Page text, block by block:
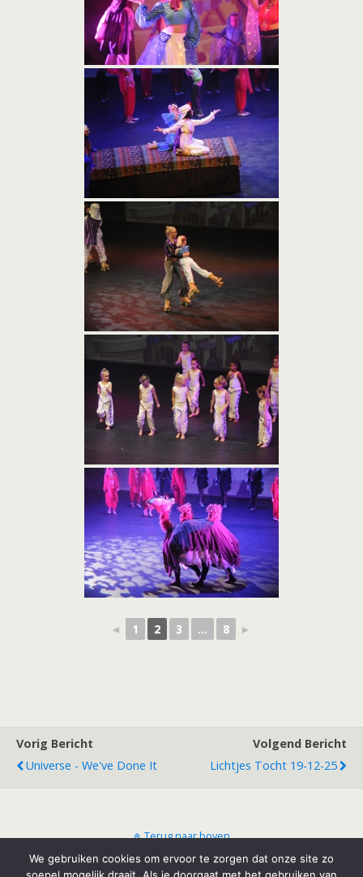
◄ 1 2 3 ... 8 ►
Vorig Bericht
Universe - We've Done It
Volgend Bericht
Lichtjes Tocht 19-12-25
Terug naar boven
We gebruiken cookies om ervoor te zorgen dat onze site zo
soepel mogelijk draait. Als je doorgaat met het gebruiken van